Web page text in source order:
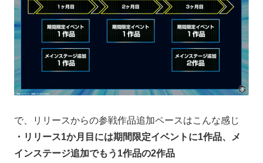
で、リリースからの参戦作品追加ペースはこんな感じ
・リリース1か月目には期間限定イベントに1作品、メ
インステージ追加でもう1作品の2作品